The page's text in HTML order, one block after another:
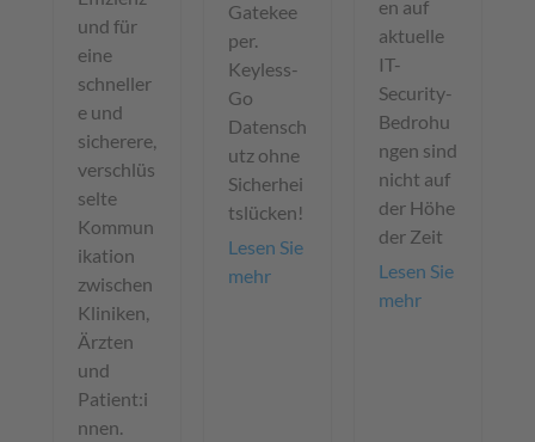
und für
eine
schneller
e und
sicherere,
verschlüs
selte
Kommun
ikation
zwischen
Kliniken,
Ärzten
und
Patient:i
nnen.
Gatekee
per.
Keyless-
Go
Datensch
utz ohne
Sicherhei
tslücken!
Lesen Sie
mehr
en auf
aktuelle
IT-
Security-
Bedrohu
ngen sind
nicht auf
der Höhe
der Zeit
Lesen Sie
mehr